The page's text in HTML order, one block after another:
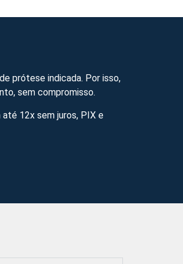
prótese indicada. Por isso,
sem compromisso.
12x sem juros, PIX e